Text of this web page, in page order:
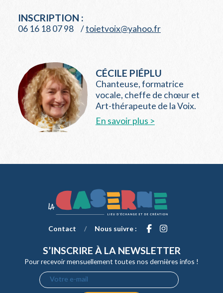
INSCRIPTION :
06 16 18 07 98 /toietvoix@yahoo.fr
CÉCILE PIÉPLU
Chanteuse, formatrice
vocale, cheffe de chœur et
Art-thérapeute de la Voix.
En savoir plus >
Contact / Nous suivre :
S’INSCRIRE À LA NEWSLETTER
Pour recevoir mensuellement toutes nos dernières infos !